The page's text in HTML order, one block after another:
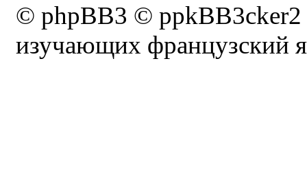
© phpBB3 ©
изучающих французский